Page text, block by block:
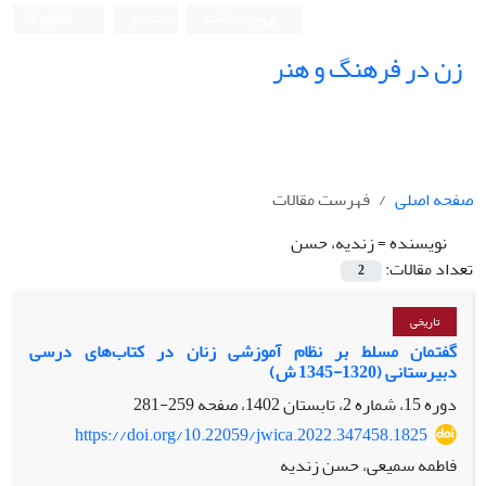
زن در فرهنگ و هنر
صفحه اصلی
فهرست مقالات
نویسنده =زندیه، حسن
تعداد مقالات:
2
تاریخی
گفتمان‌ مسلط بر نظام آموزشی زنان در کتاب‌های درسی
دبیرستانی (1320-1345 ش)
دوره 15، شماره 2، تابستان 1402، صفحه
259-281
https://doi.org/10.22059/jwica.2022.347458.1825
فاطمه سمیعی، حسن زندیه